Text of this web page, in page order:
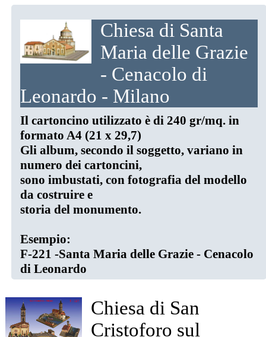
Chiesa di Santa
Maria delle Grazie
- Cenacolo di
Leonardo - Milano
Il cartoncino utilizzato è di 240 gr/mq. in
formato A4 (21 x 29,7)
Gli album, secondo il soggetto, variano in
numero dei cartoncini,
sono imbustati, con fotografia del modello
da costruire e
storia del monumento.
Esempio:
F-221 -Santa Maria delle Grazie - Cenacolo
di Leonardo
Chiesa di San
Cristoforo sul